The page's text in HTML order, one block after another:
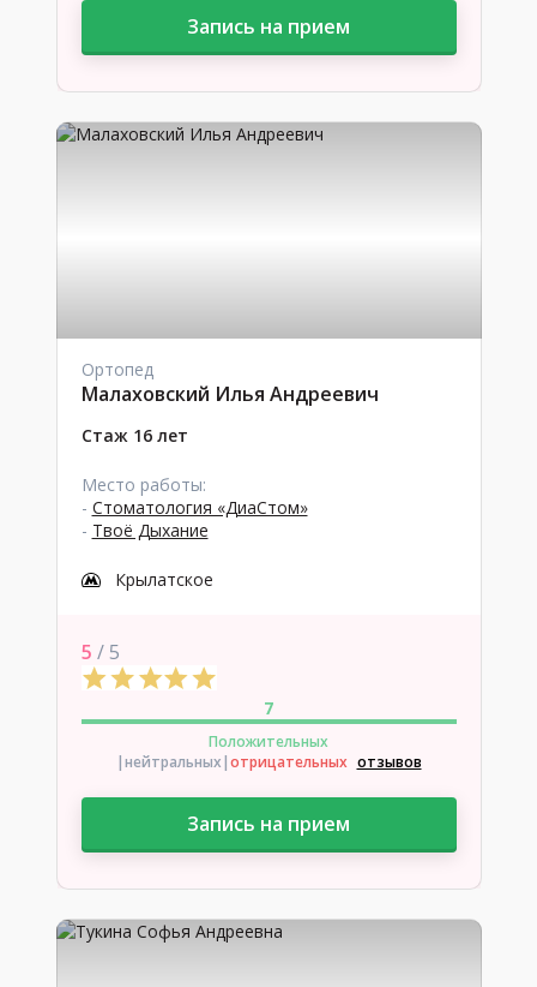
Запись на прием
Ортопед
Малаховский Илья Андреевич
Стаж 16 лет
Место работы:
- Стоматология «ДиаСтом»
- Твоё Дыхание
Крылатское
5 / 5
7
Положительных
|нейтральных|отрицательных отзывов
Запись на прием